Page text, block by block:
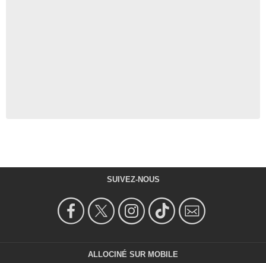
SUIVEZ-NOUS
ALLOCINÉ SUR MOBILE